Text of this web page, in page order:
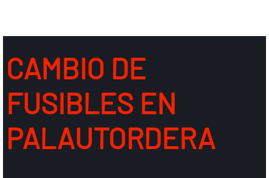
CAMBIO DE
FUSIBLES EN
PALAUTORDERA